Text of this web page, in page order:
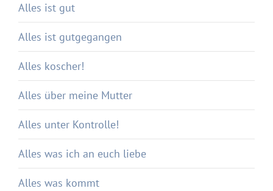
Alles ist gut
Alles ist gutgegangen
Alles koscher!
Alles über meine Mutter
Alles unter Kontrolle!
Alles was ich an euch liebe
Alles was kommt